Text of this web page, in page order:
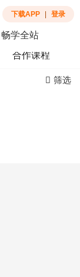
下载APP 登录
畅学全站
合作课程
筛选